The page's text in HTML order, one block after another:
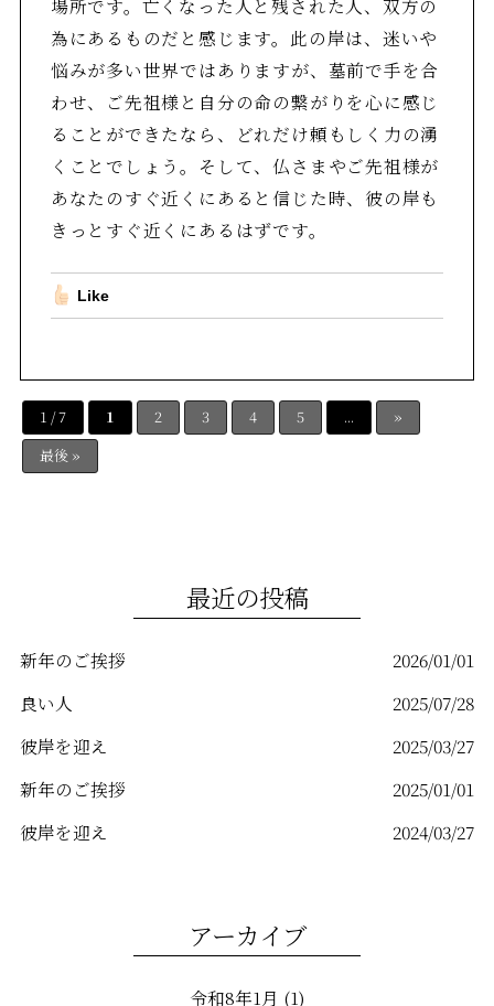
場所です。亡くなった人と残された人、双方の
為にあるものだと感じます。此の岸は、迷いや
悩みが多い世界ではありますが、墓前で手を合
わせ、ご先祖様と自分の命の繋がりを心に感じ
ることができたなら、どれだけ頼もしく力の湧
くことでしょう。そして、仏さまやご先祖様が
あなたのすぐ近くにあると信じた時、彼の岸も
きっとすぐ近くにあるはずです。
Like
1 / 7 1 2 3 4 5 ...
»
最後 »
最近の投稿
新年のご挨拶
2026/01/01
良い人
2025/07/28
彼岸を迎え
2025/03/27
新年のご挨拶
2025/01/01
彼岸を迎え
2024/03/27
アーカイブ
令和8年1月 (1)